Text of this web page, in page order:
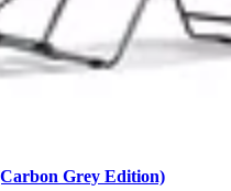
Grey Edition)